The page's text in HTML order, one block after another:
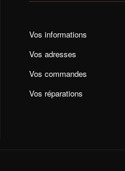
Vos informations
Vos adresses
Vos commandes
Vos réparations